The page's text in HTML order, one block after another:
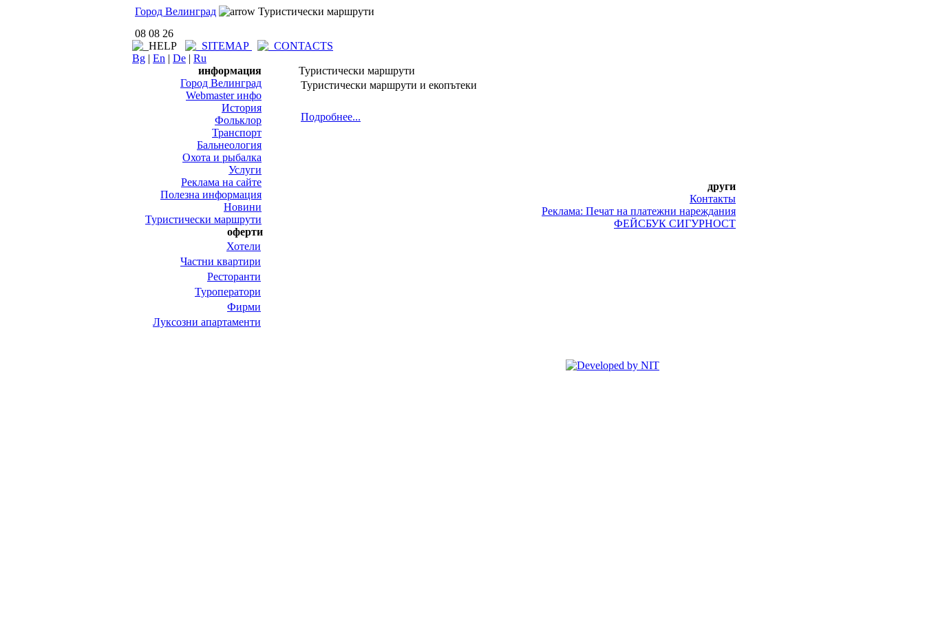
Город Велинград
Туристически маршрути
08 08 26
Bg | En | De | Ru
информация
Город Велинград
Webmaster инфо
История
Фольклор
Транспорт
Бальнеология
Охота и рыбалка
Услуги
Реклама на сайте
Полезна информация
Новини
Туристически маршрути
оферти
Хотели
Частни квартири
Ресторанти
Туроператори
Фирми
Луксозни апартаменти
Туристически маршрути
Туристически маршрути и екопътеки
Подробнее...
други
Контакты
Реклама: Печат на платежни нареждания
ФЕЙСБУК СИГУРНОСТ